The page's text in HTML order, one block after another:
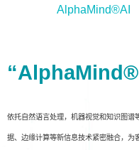
AlphaMind®AI
依托自然语言处理，机器视觉和知识图
据、边缘计算等新信息技术紧密融合，为